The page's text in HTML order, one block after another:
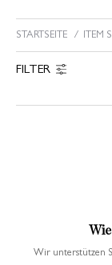
Sie befinden sich
STARTSEITE ITEM
FILTER
Wir unterstützen